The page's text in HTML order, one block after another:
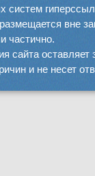
систем
вне
частично.
сайта оставляет
и не несет